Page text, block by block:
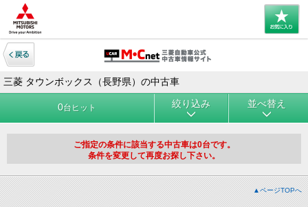
三菱 タウンボックス（長野県）の中古車
0台ヒット 絞り込み 並べ替え
ご指定の条件に該当する中古車は0台です。
条件を変更して再度お探し下さい。
▲ページTOPへ